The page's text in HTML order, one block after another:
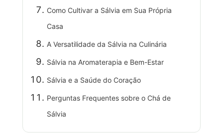
Como Cultivar a Sálvia em Sua Própria
Casa
A Versatilidade da Sálvia na Culinária
Sálvia na Aromaterapia e Bem-Estar
Sálvia e a Saúde do Coração
Perguntas Frequentes sobre o Chá de
Sálvia